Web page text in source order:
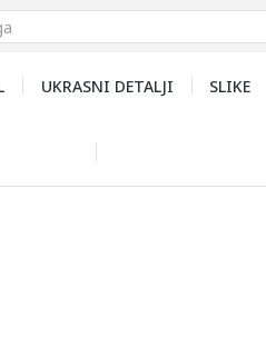
UKRASNI DETALJI SLIKE